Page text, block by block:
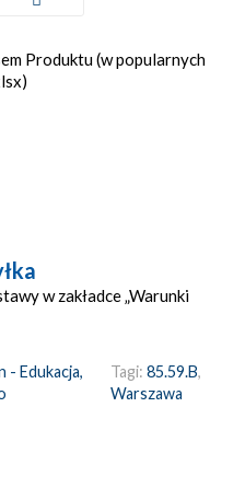
Produktu (w popularnych
w zakładce „Warunki
- Edukacja,
Tagi:85.59.B,
Warszawa